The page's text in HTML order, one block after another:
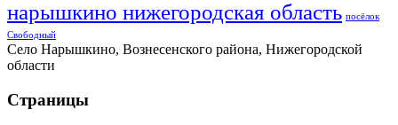
нарышкино нижегородская область посёлок
Свободный
Село Нарышкино, Вознесенского района, Нижегородской
области
Страницы